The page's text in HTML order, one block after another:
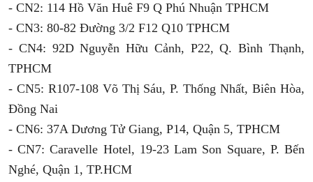
- CN2: 114 Hồ Văn Huê F9 Q Phú Nhuận TPHCM
- CN3: 80-82 Đường 3/2 F12 Q10 TPHCM
- CN4: 92D Nguyễn Hữu Cảnh, P22, Q. Bình Thạnh,
TPHCM
- CN5: R107-108 Võ Thị Sáu, P. Thống Nhất, Biên Hòa,
Đồng Nai
- CN6: 37A Dương Tử Giang, P14, Quận 5, TPHCM
- CN7: Caravelle Hotel, 19-23 Lam Son Square, P. Bến
Nghé, Quận 1, TP.HCM